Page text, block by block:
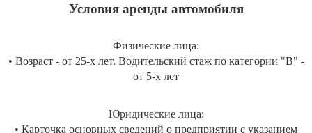
Условия аренды автомобиля
Физические лица:
• Возраст - от 25-х лет. Водительский стаж по категории "B" -
от 5-х лет
Юридические лица:
• Карточка основных сведений о предприятии с указанием